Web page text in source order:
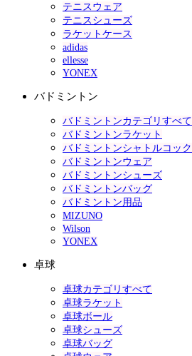
テニスウェア
テニスシューズ
ラケットケース
adidas
ellesse
YONEX
バドミントン
バドミントンカテゴリすべて
バドミントンラケット
バドミントンシャトルコック
バドミントンウェア
バドミントンシューズ
バドミントンバッグ
バドミントン用品
MIZUNO
Wilson
YONEX
卓球
卓球カテゴリすべて
卓球ラケット
卓球ボール
卓球シューズ
卓球バッグ